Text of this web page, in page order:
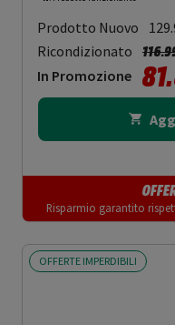
Prodotto Nuovo
Ricondizionato
In Promozione
Risparmio garantito
OFFERTE IMPERDIBILI